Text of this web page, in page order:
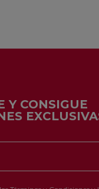
Y CONSIGUE